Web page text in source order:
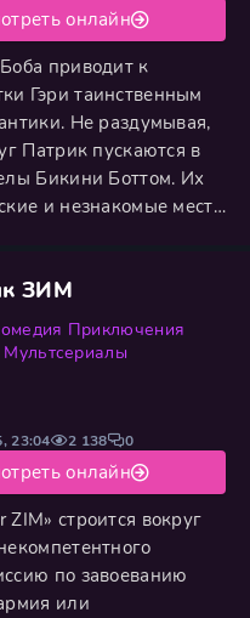
приводит к
Гэри таинственным
Не раздумывая,
Патрик пускаются в
Бикини Боттом. Их
и незнакомые места
повелитель
пусть и мелкую,
онлайн
ЗИМ
Приключения
Мультсериалы
строится вокруг
по завоеванию
или
23:04 2 138 0
онлайн